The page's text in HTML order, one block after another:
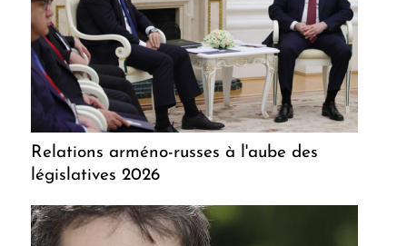
Relations arméno-russes à l'aube des
législatives 2026